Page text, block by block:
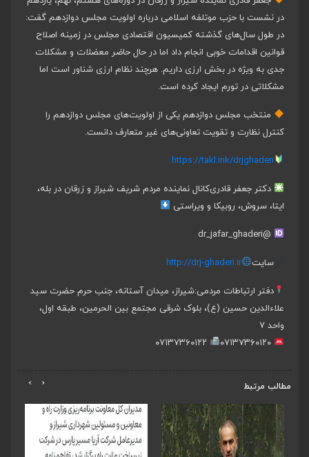
در نشست با حزب موتلفه اسلامی درباره اولویت مجلس دوازدهم گفت:
در طول سال‌های گذشته کمیسیون اقتصادی مجلس در زمینه اصلاح
قوانین اقدامات خوبی انجام داد اما در حال حاضر معضلات و مشکلات
جدی به ویژه در بخش ارزی داریم. هرچند نظام ارزی شناور است اما
مشکلاتی در تورم ایجاد کرده است.
منتخب مجلس دوازدهم یکی از اولویت‌های مجلس دوازدهم را
کنترل نظارت و تقویت تعاونی‌های غیر متعارف دانست.
https://takl.ink/drjghaderi
دکتر جعفر قادریکانال نماینده مردم شریف شیراز و زرقان در بله،
ایتا، سروش، روبیکا و ویراستی
@dr_jafar_ghaderi
سایت http://drj-ghaderi.ir
دفتر ارتباطات مردمی:شیراز، میدان آستانه، جنب حرم حضرت سید
علاءالدین حسین (ع)، بلوک شرقی مجتمع بین الحرمین، طبقه اول،
واحد ۷
مطالب مرتبط ‹
›